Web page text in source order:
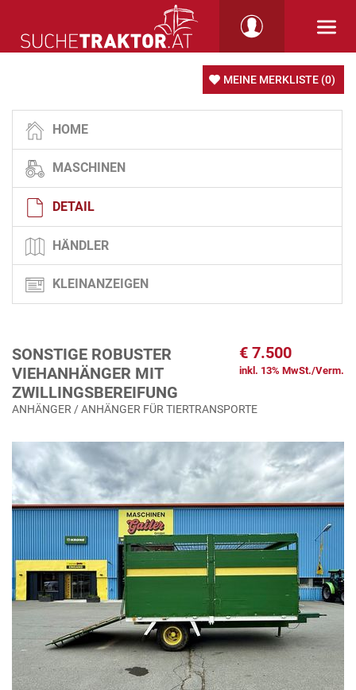
MEINE MERKLISTE (0)
HOME
MASCHINEN
DETAIL
HÄNDLER
KLEINANZEIGEN
SONSTIGE ROBUSTER
VIEHANHÄNGER MIT
ZWILLINGSBEREIFUNG
€ 7.500
inkl. 13% MwSt./Verm.
ANHÄNGER / ANHÄNGER FÜR TIERTRANSPORTE